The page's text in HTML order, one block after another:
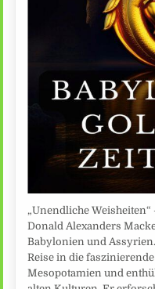
„Unendliche
Donald Alexanders
Babylonien und
Reise in die
Mesopotamien und